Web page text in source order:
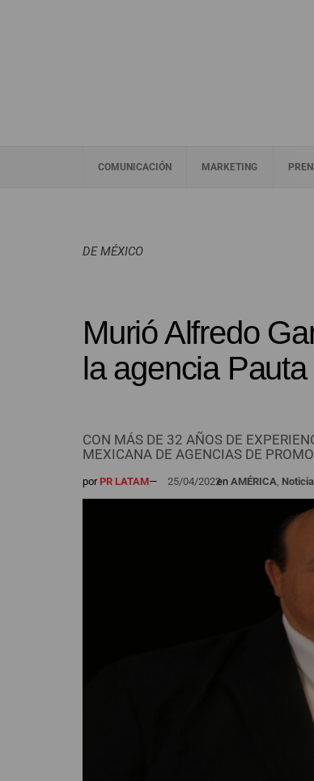
COMUNICACIÓN MARKETING
DE MÉXICO
Murió Alfredo
la agencia
CON MÁS DE 32 AÑOS DE
MEXICANA DE AGENCIAS DE
porPR LATAM— 25/04/2022en AMÉRICA,